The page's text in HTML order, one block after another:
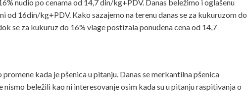
nudio po cenama od 14,7 din/kg+PDV. Danas beležimo i oglašenu
od 16din/kg+PDV. Kako sazajemo na terenu danas se za kukuruzom do
se za kukuruz do 16% vlage postizala ponuđena cena od 14,7
kada je pšenica u pitanju. Danas se merkantilna pšenica
beležili kao ni interesovanje osim kada su u pitanju raspitivanja o